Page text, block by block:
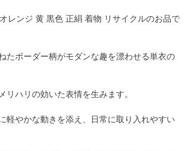
レンジ 黄 黒色 正絹 着物 リサイクルのお品で
たボーダー柄がモダンな趣を漂わせる単衣の
リハリの効いた表情を生みます。
軽やかな動きを添え、日常に取り入れやすい